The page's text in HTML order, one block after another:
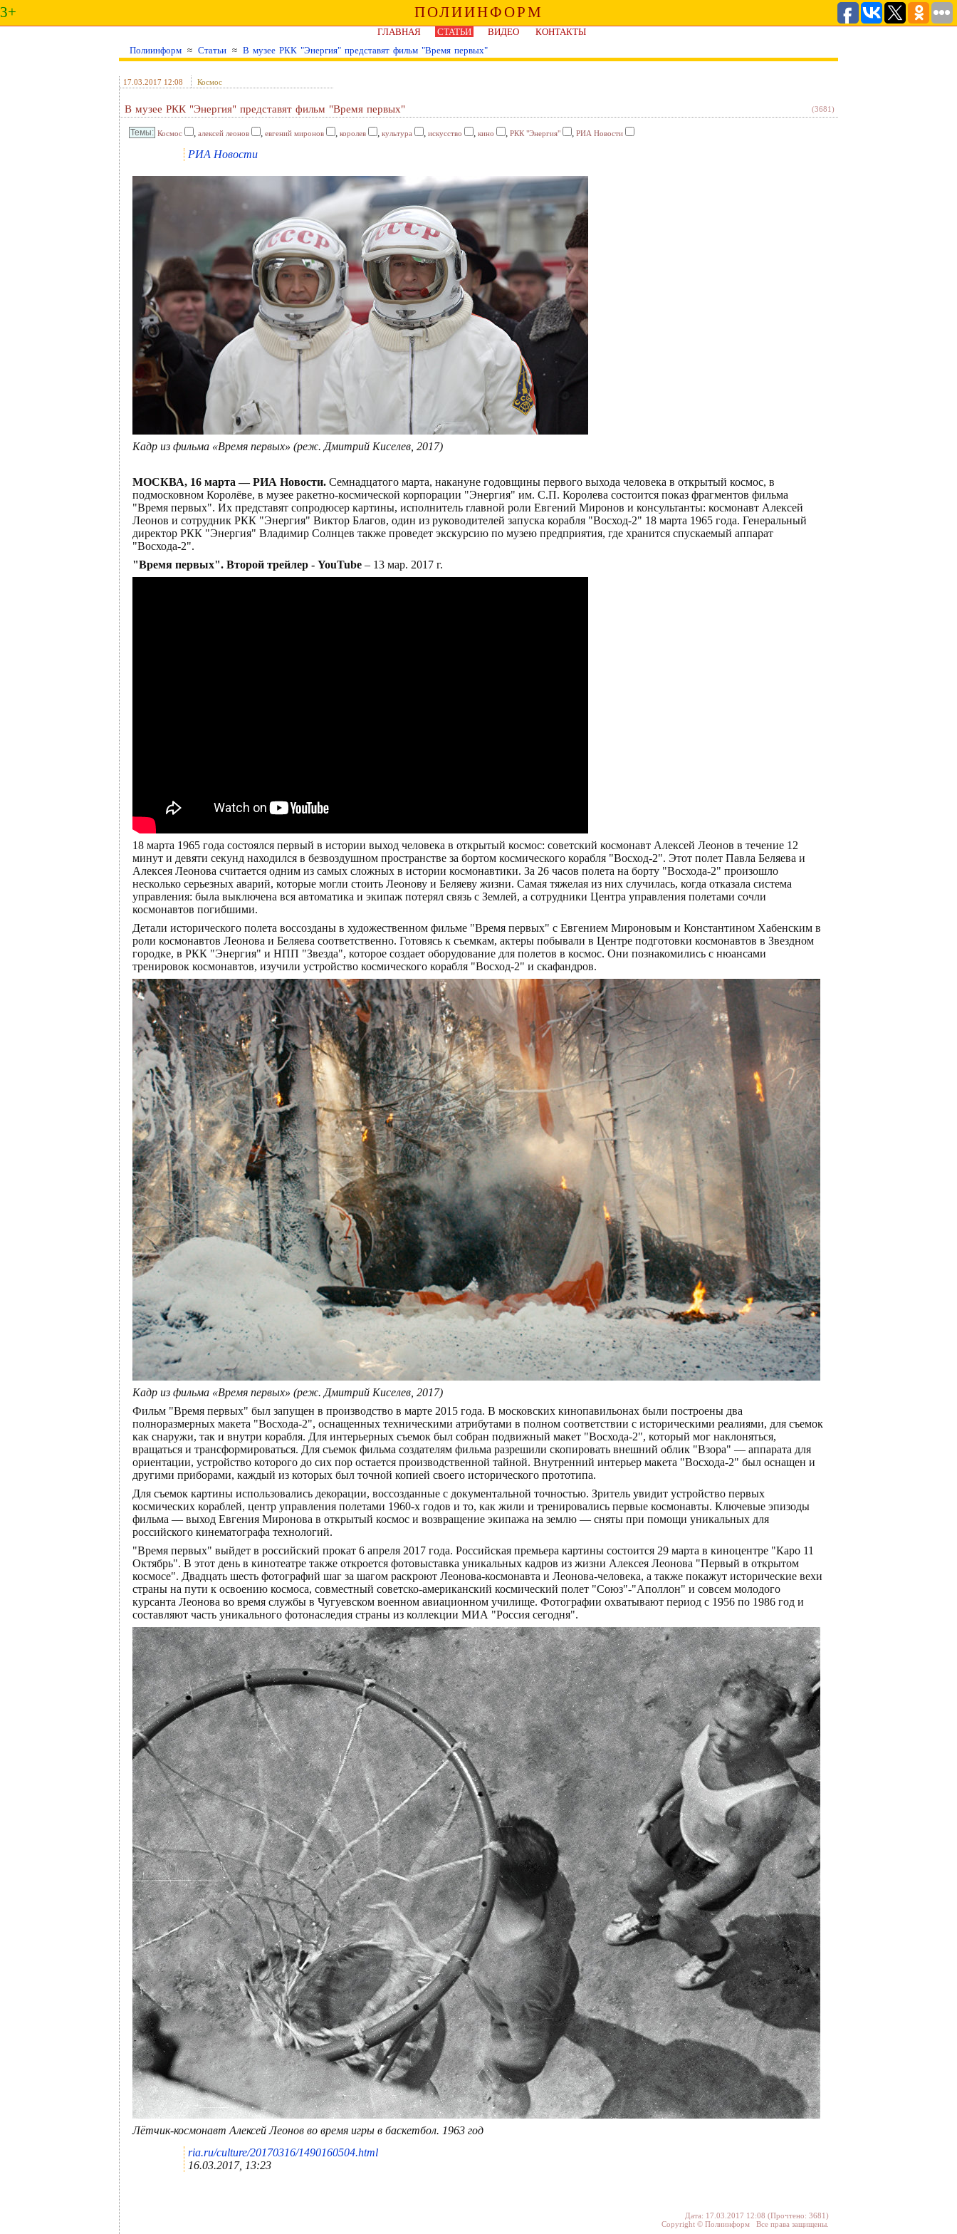
3+ ПОЛИИНФОРМ
ГЛАВНАЯ СТАТЬИ ВИДЕО
КОНТАКТЫ
Полиинформ ≈ Статьи ≈ В музее РКК "Энергия" представят фильм "Время первых"
17.03.2017 12:08 Космос
В музее РКК "Энергия" представят фильм "Время первых" (3681)
Космос , алексей леонов , евгений миронов , королев , культура , искусство , кино , РКК "Энергия" , РИА Новости
РИА Новости
Кадр из фильма «Время первых» (реж. Дмитрий Киселев, 2017)
МОСКВА, 16 марта — РИА Новости. Семнадцатого марта, накануне годовщины первого выхода человека в открытый космос, в
подмосковном Королёве, в музее ракетно-космической корпорации "Энергия" им. С.П. Королева состоится показ фрагментов фильма
"Время первых". Их представят сопродюсер картины, исполнитель главной роли Евгений Миронов и консультанты: космонавт Алексей
Леонов и сотрудник РКК "Энергия" Виктор Благов, один из руководителей запуска корабля "Восход-2" 18 марта 1965 года. Генеральный
директор РКК "Энергия" Владимир Солнцев также проведет экскурсию по музею предприятия, где хранится спускаемый аппарат
"Восхода-2".
"Время первых". Второй трейлер - YouTube – 13 мар. 2017 г.
18 марта 1965 года состоялся первый в истории выход человека в открытый космос: советский космонавт Алексей Леонов в течение 12
минут и девяти секунд находился в безвоздушном пространстве за бортом космического корабля "Восход-2". Этот полет Павла Беляева и
Алексея Леонова считается одним из самых сложных в истории космонавтики. За 26 часов полета на борту "Восхода-2" произошло
несколько серьезных аварий, которые могли стоить Леонову и Беляеву жизни. Самая тяжелая из них случилась, когда отказала система
управления: была выключена вся автоматика и экипаж потерял связь с Землей, а сотрудники Центра управления полетами сочли
космонавтов погибшими.
Детали исторического полета воссозданы в художественном фильме "Время первых" с Евгением Мироновым и Константином Хабенским в
роли космонавтов Леонова и Беляева соответственно. Готовясь к съемкам, актеры побывали в Центре подготовки космонавтов в Звездном
городке, в РКК "Энергия" и НПП "Звезда", которое создает оборудование для полетов в космос. Они познакомились с нюансами
тренировок космонавтов, изучили устройство космического корабля "Восход-2" и скафандров.
Кадр из фильма «Время первых» (реж. Дмитрий Киселев, 2017)
Фильм "Время первых" был запущен в производство в марте 2015 года. В московских кинопавильонах были построены два
полноразмерных макета "Восхода-2", оснащенных техническими атрибутами в полном соответствии с историческими реалиями, для съемок
как снаружи, так и внутри корабля. Для интерьерных съемок был собран подвижный макет "Восхода-2", который мог наклоняться,
вращаться и трансформироваться. Для съемок фильма создателям фильма разрешили скопировать внешний облик "Взора" — аппарата для
ориентации, устройство которого до сих пор остается производственной тайной. Внутренний интерьер макета "Восхода-2" был оснащен и
другими приборами, каждый из которых был точной копией своего исторического прототипа.
Для съемок картины использовались декорации, воссозданные с документальной точностью. Зритель увидит устройство первых
космических кораблей, центр управления полетами 1960-х годов и то, как жили и тренировались первые космонавты. Ключевые эпизоды
фильма — выход Евгения Миронова в открытый космос и возвращение экипажа на землю — сняты при помощи уникальных для
российского кинематографа технологий.
"Время первых" выйдет в российский прокат 6 апреля 2017 года. Российская премьера картины состоится 29 марта в киноцентре "Каро 11
Октябрь". В этот день в кинотеатре также откроется фотовыставка уникальных кадров из жизни Алексея Леонова "Первый в открытом
космосе". Двадцать шесть фотографий шаг за шагом раскроют Леонова-космонавта и Леонова-человека, а также покажут исторические вехи
страны на пути к освоению космоса, совместный советско-американский космический полет "Союз"-"Аполлон" и совсем молодого
курсанта Леонова во время службы в Чугуевском военном авиационном училище. Фотографии охватывают период с 1956 по 1986 год и
составляют часть уникального фотонаследия страны из коллекции МИА "Россия сегодня".
Лётчик-космонавт Алексей Леонов во время игры в баскетбол. 1963 год
ria.ru/culture/20170316/1490160504.html
16.03.2017, 13:23
Дата: 17.03.2017 12:08 (Прочтено: 3681)
Copyright © Полиинформ Все права защищены.